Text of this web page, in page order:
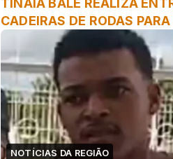
TINAIA BALÉ REALIZA
CADEIRAS DE RODAS
COM DEFICIÊNCIA EM
NOTÍCIAS DA REGIÃO